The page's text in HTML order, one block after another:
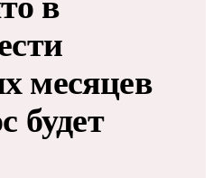
месяцев
будет